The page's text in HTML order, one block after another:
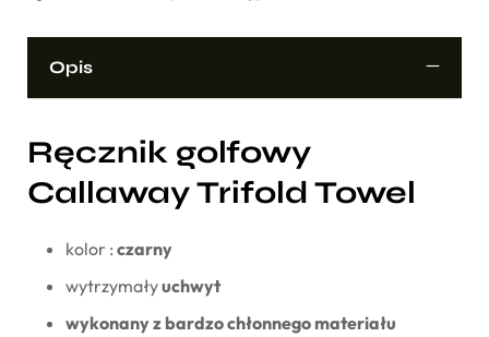
Opis
Ręcznik golfowy
Callaway Trifold Towel
kolor : czarny
wytrzymałyuchwyt
wykonany z bardzo chłonnego materiału